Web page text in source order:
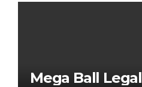
Mega Ball Legal